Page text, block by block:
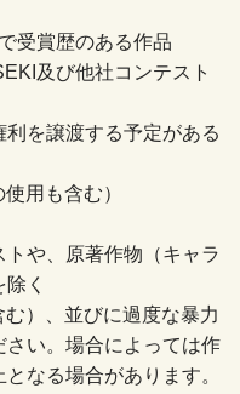
受賞歴のある作品
及び他社コンテスト
利を譲渡する予定がある
用も含む）
や、原著作物（キャラ
く
む）、並びに過度な暴力
い。場合によっては作
なる場合があります。